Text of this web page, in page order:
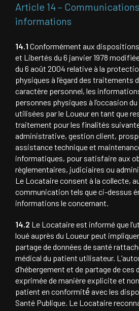
Article 14 –
informations
14.1 Conformément aux
et Libertés du 6 janvier 1978
du 6 août 2004 relative à la
physiques à l’égard des traitements
caractère personnel, les
personnes physiques à l’occasion
utilisées par le Loueur en tant que
traitement pour les finalités
administrative, gestion client,
assistance technique et
informatiques, pour satisfaire aux
règlementaires, judiciaires ou
Le Locataire consent à la collecte,
communication tels que ci-dessus
informations le concernant.
14.2 Le Locataire est informé que
loué auprès du Loueur peut
partage de données de santé
médical du patient utilisateur.
d’hébergement et de partage de ces
exprimée de manière explicite et
patient en conformité́ avec les
Santé Publique. Le Locataire